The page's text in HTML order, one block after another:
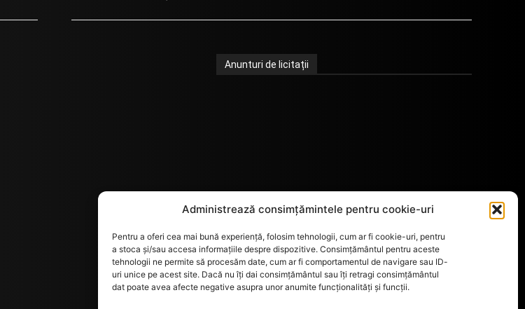
Administrează consimțămintele pentru cookie-uri
Pentru a oferi cea mai bună experiență, folosim tehnologii, cum ar fi cookie-uri, pentru
a stoca și/sau accesa informațiile despre dispozitive. Consimțământul pentru aceste
tehnologii ne permite să procesăm date, cum ar fi comportamentul de navigare sau ID-
uri unice pe acest site. Dacă nu îți dai consimțământul sau îți retragi consimțământul
dat poate avea afecte negative asupra unor anumite funcționalități și funcții.
Anunturi de licitații